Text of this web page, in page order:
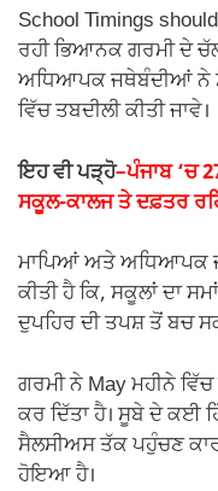
School Timings
ਰਹੀ ਭਿਆਨਕ ਗਰਮੀ ਦੇ
ਅਧਿਆਪਕ ਜਥੇਬੰਦੀਆਂ ਨੇ
ਵਿੱਚ ਤਬਦੀਲੀ ਕੀਤੀ ਜਾਵੇ।
ਇਹ ਵੀ ਪੜ੍ਹੋ–ਪੰਜਾਬ ‘ਚ
ਸਕੂਲ-ਕਾਲਜ ਤੇ ਦਫ਼ਤਰ
ਮਾਪਿਆਂ ਅਤੇ ਅਧਿਆਪਕ
ਕੀਤੀ ਹੈ ਕਿ, ਸਕੂਲਾਂ ਦਾ
ਦੁਪਹਿਰ ਦੀ ਤਪਸ਼ ਤੋਂ ਬਚ
ਗਰਮੀ ਨੇ May ਮਹੀਨੇ
ਕਰ ਦਿੱਤਾ ਹੈ। ਸੂਬੇ ਦੇ ਕਈ
ਸੈਲਸੀਅਸ ਤੱਕ ਪਹੁੰਚਣ
ਹੋਇਆ ਹੈ।